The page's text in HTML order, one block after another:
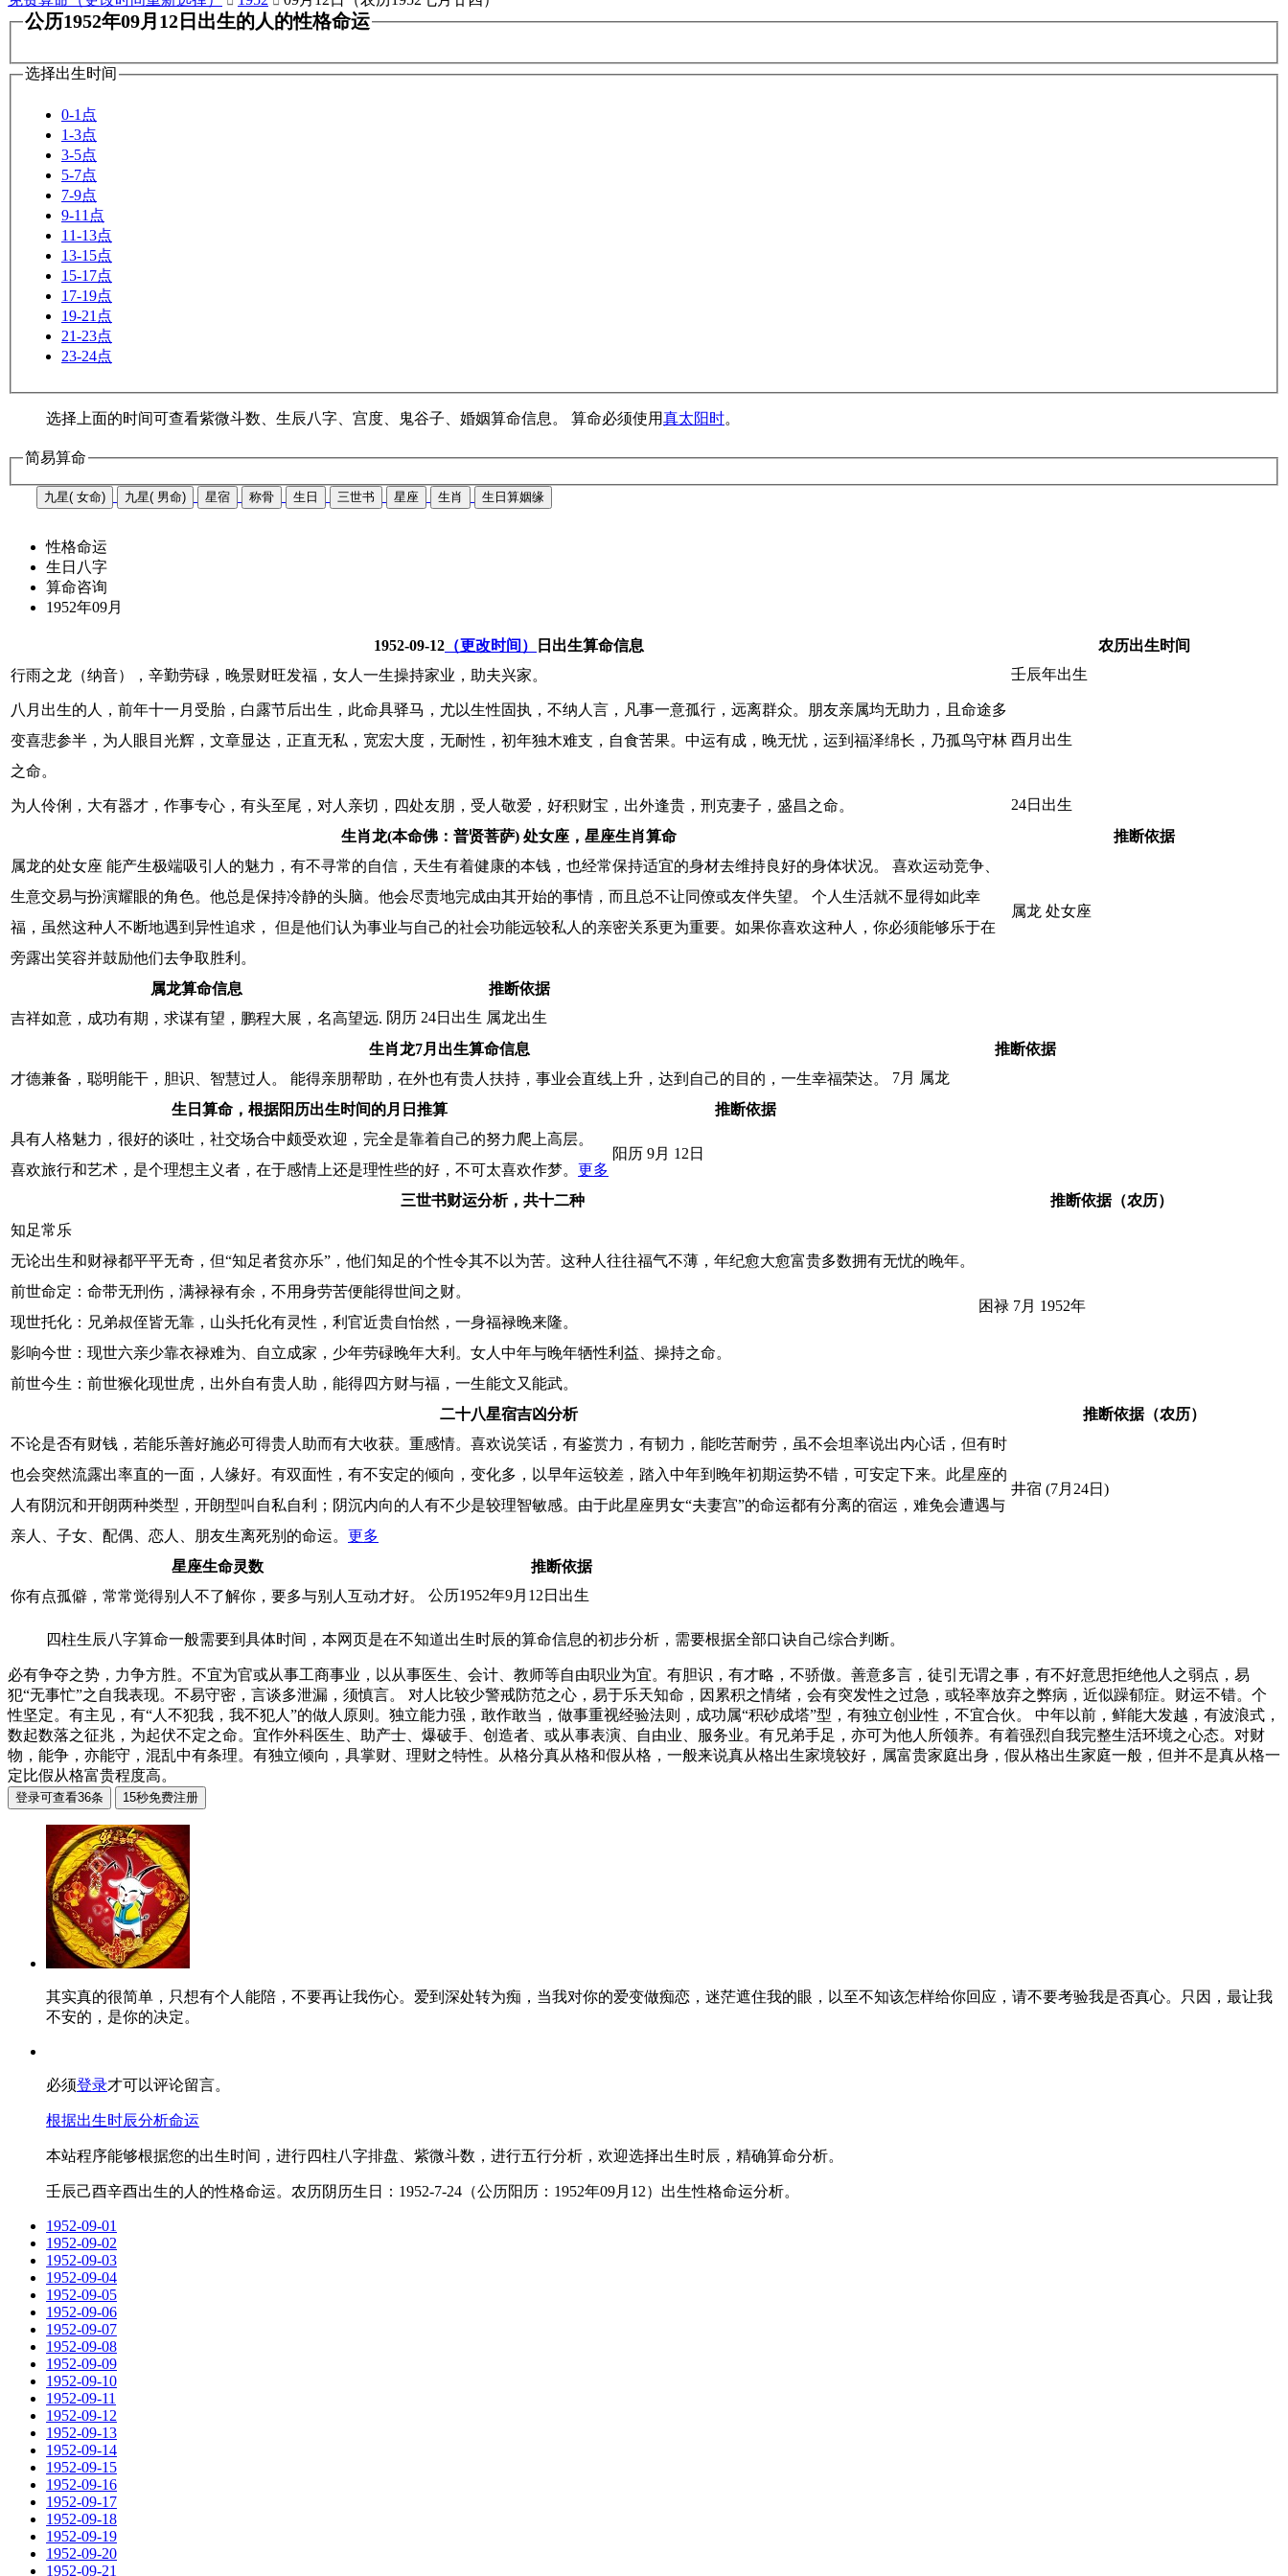
公历1952年09月12日出生的人的性格命运
选择出生时间
0-1点
1-3点
3-5点
5-7点
7-9点
9-11点
11-13点
13-15点
15-17点
17-19点
19-21点
21-23点
23-24点
选择上面的时间可查看紫微斗数、生辰八字、宫度、鬼谷子、婚姻算命信息。 算命必须使用真太阳时。
简易算命
九星( 女命) 九星( 男命) 星宿 称骨 生日 三世书 星座 生肖 生日算姻缘
性格命运
生日八字
算命咨询
1952年09月
1952-09-12 （更改时间） 日出生算命信息
农历出生时间
行雨之龙（纳音），辛勤劳碌，晚景财旺发福，女人一生操持家业，助夫兴家。
壬辰年出生
八月出生的人，前年十一月受胎，白露节后出生，此命具驿马，尤以生性固执，不纳人言，凡事一意孤行，远离群众。朋友亲属均无助力，且命途多
变喜悲参半，为人眼目光辉，文章显达，正直无私，宽宏大度，无耐性，初年独木难支，自食苦果。中运有成，晚无忧，运到福泽绵长，乃孤鸟守林
之命。
酉月出生
为人伶俐，大有器才，作事专心，有头至尾，对人亲切，四处友朋，受人敬爱，好积财宝，出外逢贵，刑克妻子，盛昌之命。
24日出生
生肖龙(本命佛：普贤菩萨) 处女座，星座生肖算命
推断依据
属龙的处女座 能产生极端吸引人的魅力，有不寻常的自信，天生有着健康的本钱，也经常保持适宜的身材去维持良好的身体状况。 喜欢运动竞争、
生意交易与扮演耀眼的角色。他总是保持冷静的头脑。他会尽责地完成由其开始的事情，而且总不让同僚或友伴失望。 个人生活就不显得如此幸
福，虽然这种人不断地遇到异性追求， 但是他们认为事业与自己的社会功能远较私人的亲密关系更为重要。如果你喜欢这种人，你必须能够乐于在
旁露出笑容并鼓励他们去争取胜利。
属龙 处女座
属龙算命信息
推断依据
吉祥如意，成功有期，求谋有望，鹏程大展，名高望远. 阴历 24日出生 属龙出生
生肖龙7月出生算命信息
推断依据
才德兼备，聪明能干，胆识、智慧过人。 能得亲朋帮助，在外也有贵人扶持，事业会直线上升，达到自己的目的，一生幸福荣达。
7月 属龙
生日算命，根据阳历出生时间的月日推算
推断依据
具有人格魅力，很好的谈吐，社交场合中颇受欢迎，完全是靠着自己的努力爬上高层。
喜欢旅行和艺术，是个理想主义者，在于感情上还是理性些的好，不可太喜欢作梦。 更多
阳历 9月 12日
三世书财运分析，共十二种
推断依据（农历）
知足常乐
无论出生和财禄都平平无奇，但“知足者贫亦乐”，他们知足的个性令其不以为苦。这种人往往福气不薄，年纪愈大愈富贵多数拥有无忧的晚年。
前世命定：命带无刑伤，满禄禄有余，不用身劳苦便能得世间之财。
现世托化：兄弟叔侄皆无靠，山头托化有灵性，利官近贵自怡然，一身福禄晚来隆。
影响今世：现世六亲少靠衣禄难为、自立成家，少年劳碌晚年大利。女人中年与晚年牺性利益、操持之命。
前世今生：前世猴化现世虎，出外自有贵人助，能得四方财与福，一生能文又能武。
困禄 7月 1952年
二十八星宿吉凶分析
推断依据（农历）
不论是否有财钱，若能乐善好施必可得贵人助而有大收获。重感情。喜欢说笑话，有鉴赏力，有韧力，能吃苦耐劳，虽不会坦率说出内心话，但有时
也会突然流露出率直的一面，人缘好。有双面性，有不安定的倾向，变化多，以早年运较差，踏入中年到晚年初期运势不错，可安定下来。此星座的
人有阴沉和开朗两种类型，开朗型叫自私自利；阴沉内向的人有不少是较理智敏感。由于此星座男女“夫妻宫”的命运都有分离的宿运，难免会遭遇与
亲人、子女、配偶、恋人、朋友生离死别的命运。 更多
井宿 (7月24日)
星座生命灵数
推断依据
你有点孤僻，常常觉得别人不了解你，要多与别人互动才好。
公历1952年9月12日出生
四柱生辰八字算命一般需要到具体时间，本网页是在不知道出生时辰的算命信息的初步分析，需要根据全部口诀自己综合判断。
必有争夺之势，力争方胜。不宜为官或从事工商事业，以从事医生、会计、教师等自由职业为宜。有胆识，有才略，不骄傲。善意多言，徒引无谓之事，有不好意思拒绝他人之弱点，易
犯“无事忙”之自我表现。不易守密，言谈多泄漏，须慎言。 对人比较少警戒防范之心，易于乐天知命，因累积之情绪，会有突发性之过急，或轻率放弃之弊病，近似躁郁症。财运不错。个
性坚定。有主见，有“人不犯我，我不犯人”的做人原则。独立能力强，敢作敢当，做事重视经验法则，成功属“积砂成塔”型，有独立创业性，不宜合伙。 中年以前，鲜能大发越，有波浪式，
数起数落之征兆，为起伏不定之命。宜作外科医生、助产士、爆破手、创造者、或从事表演、自由业、服务业。有兄弟手足，亦可为他人所领养。有着强烈自我完整生活环境之心态。对财
物，能争，亦能守，混乱中有条理。有独立倾向，具掌财、理财之特性。从格分真从格和假从格，一般来说真从格出生家境较好，属富贵家庭出身，假从格出生家庭一般，但并不是真从格一
定比假从格富贵程度高。
其实真的很简单，只想有个人能陪，不要再让我伤心。爱到深处转为痴，当我对你的爱变做痴恋，迷茫遮住我的眼，以至不知该怎样给你回应，请不要考验我是否真心。只因，最让我
不安的，是你的决定。
必须登录才可以评论留言。
根据出生时辰分析命运
本站程序能够根据您的出生时间，进行四柱八字排盘、紫微斗数，进行五行分析，欢迎选择出生时辰，精确算命分析。
壬辰己酉辛酉出生的人的性格命运。农历阴历生日：1952-7-24（公历阳历：1952年09月12）出生性格命运分析。
1952-09-01
1952-09-02
1952-09-03
1952-09-04
1952-09-05
1952-09-06
1952-09-07
1952-09-08
1952-09-09
1952-09-10
1952-09-11
1952-09-12
1952-09-13
1952-09-14
1952-09-15
1952-09-16
1952-09-17
1952-09-18
1952-09-19
1952-09-20
1952-09-21